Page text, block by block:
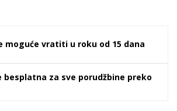
moguće vratiti u roku od 15 dana
besplatna za sve porudžbine preko